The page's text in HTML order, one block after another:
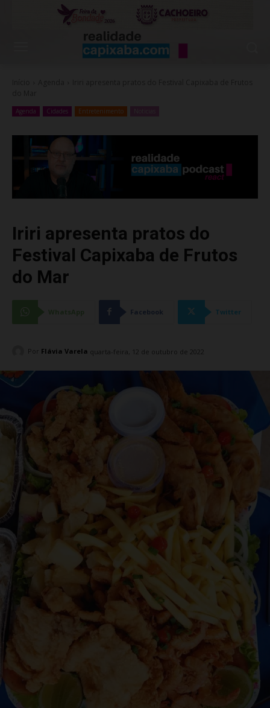
Agenda Cidades Entretenimento
Iriri apresenta pratos do
Festival Capixaba de Frutos
do Mar
Facebook Twitter
Por Flávia Varela quarta-feira, 12 de outubro de 2022